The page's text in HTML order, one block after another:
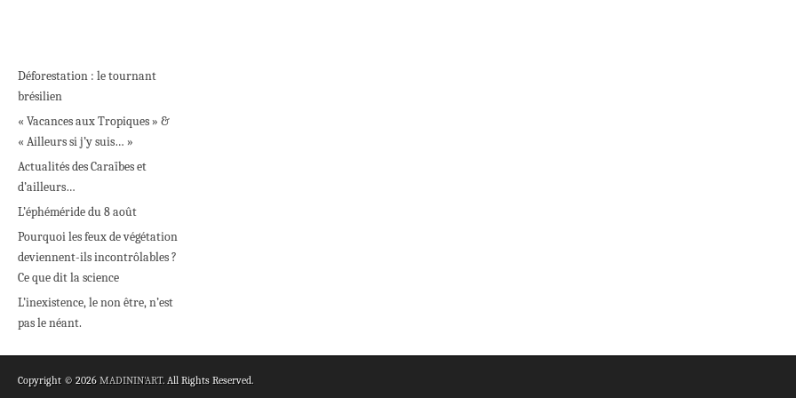
Déforestation : le tournant
brésilien
« Vacances aux Tropiques » &
« Ailleurs si j’y suis… »
Actualités des Caraïbes et
d’ailleurs…
L’éphéméride du 8 août
Pourquoi les feux de végétation
deviennent-ils incontrôlables ?
Ce que dit la science
L’inexistence, le non être, n’est
pas le néant.
Copyright © 2026 MADININ'ART. All Rights Reserved.